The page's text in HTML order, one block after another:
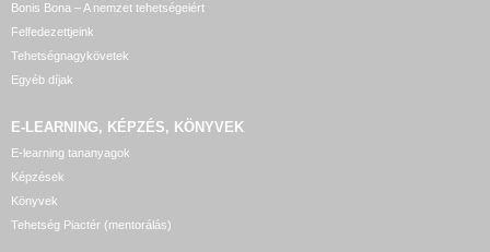
Bonis Bona – A nemzet tehetségeiért
Felfedezettjeink
Tehetségnagykövetek
Egyéb díjak
E-LEARNING, KÉPZÉS, KÖNYVEK
E-learning tananyagok
Képzések
Könyvek
Tehetség Piactér (mentorálás)